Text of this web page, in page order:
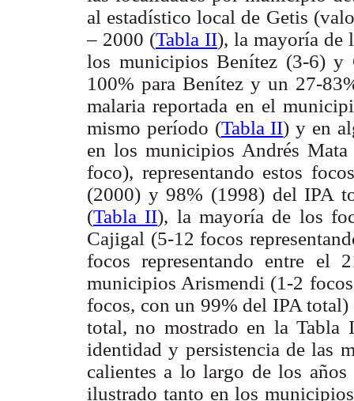
al estadístico local de Getis
– 2000 (Tabla II), la mayoría de
los municipios Benítez (3-6) y
100% para Benítez y un 27-
malaria reportada en el
mismo período (Tabla II) y en
en los municipios Andrés
foco), representando estos
(2000) y 98% (1998) del IPA
(Tabla II), la mayoría de los
Cajigal (5-12 focos
focos representando entre el
municipios Arismendi (1-2
focos, con un 99% del IPA
total, no mostrado en la Tabla
identidad y persistencia de las
calientes a lo largo de los
ilustrado tanto en los